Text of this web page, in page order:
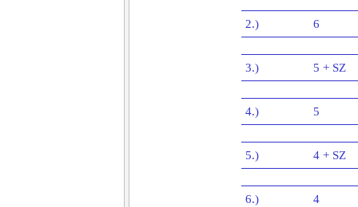
2.) 6
3.) 5 + SZ
4.) 5
5.) 4 + SZ
6.) 4